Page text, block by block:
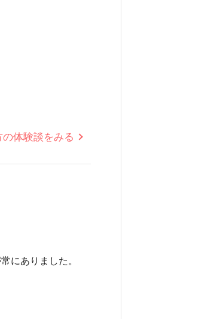
の体験談をみる
にありました。